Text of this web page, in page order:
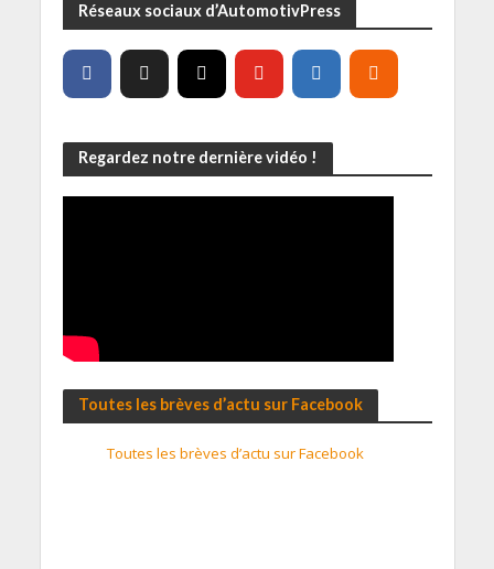
Réseaux sociaux d’AutomotivPress
Regardez notre dernière vidéo !
Toutes les brèves d’actu sur Facebook
Toutes les brèves d’actu sur Facebook